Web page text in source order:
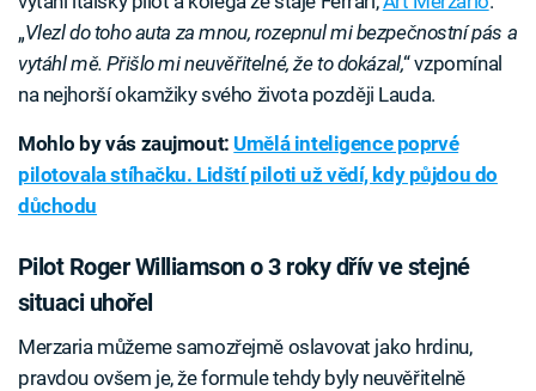
„Vlezl do toho auta za mnou, rozepnul mi bezpečnostní pás a
vytáhl mě. Přišlo mi neuvěřitelné, že to dokázal,“ vzpomínal
na nejhorší okamžiky svého života později Lauda.
Mohlo by vás zaujmout: Umělá inteligence poprvé
pilotovala stíhačku. Lidští piloti už vědí, kdy půjdou do
důchodu
Pilot Roger Williamson o 3 roky dřív ve stejné
situaci uhořel
Merzaria můžeme samozřejmě oslavovat jako hrdinu,
pravdou ovšem je, že formule tehdy byly neuvěřitelně